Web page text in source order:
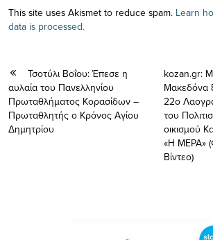
This site uses Akismet to reduce spam. Learn
data is processed.
Τσοτύλι Βοΐου: Έπεσε η
αυλαία του Πανελληνίου
Πρωταθλήματος Κορασίδων –
Πρωταθλητής ο Κρόνος Αγίου
Δημητρίου
kozan.gr:
Μακεδόνα
22ο
του
οικισμού
«Η ΜΕΡΑ»
Βίντεο)